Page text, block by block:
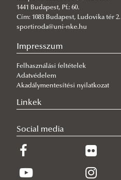
1441 Budapest, Pf.: 60.
Cím: 1083 Budapest, Ludovika tér 2.
sportiroda@uni-nke.hu
Impresszum
Felhasználási feltételek
Adatvédelem
Akadálymentesítési nyilatkozat
Linkek
Social media